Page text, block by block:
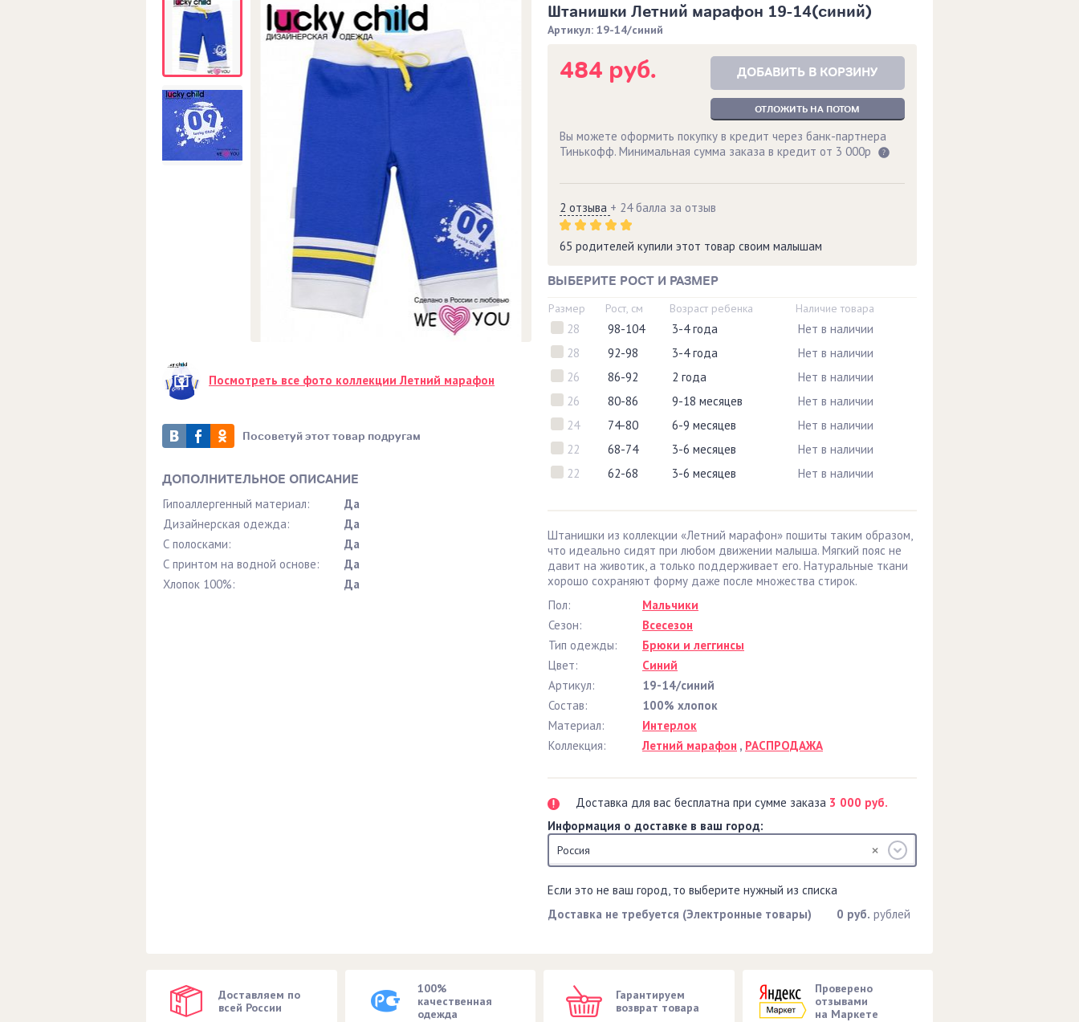
Посмотреть все фото коллекции Летний марафон
Посоветуй этот товар подругам
ДОПОЛНИТЕЛЬНОЕ ОПИСАНИЕ
Гипоаллергенный материал:
Да
Дизайнерская одежда:
Да
С полосками:
Да
С принтом на водной основе:
Да
Хлопок 100%:
Да
Штанишки Летний марафон 19-14(синий)
Артикул: 19-14/синий
484 руб. ДОБАВИТЬ В КОРЗИНУ
ОТЛОЖИТЬ НА ПОТОМ
Вы можете оформить покупку в кредит через банк-партнера
Тинькофф. Минимальная сумма заказа в кредит от 3 000р
2 отзыва + 24 балла за отзыв
65 родителей купили этот товар своим малышам
ВЫБЕРИТЕ РОСТ И РАЗМЕР
Размер Рост, см Возраст ребенка Наличие товара
28 98-104 3-4 года
Нет в наличии
28
92-98 3-4 года
Нет в наличии
26
86-92 2 года
Нет в наличии
26
80-86 9-18 месяцев
Нет в наличии
24
74-80 6-9 месяцев
Нет в наличии
22
68-74 3-6 месяцев
Нет в наличии
22
62-68 3-6 месяцев Нет в наличии
Штанишки из коллекции «Летний марафон» пошиты таким образом,
что идеально сидят при любом движении малыша. Мягкий пояс не
давит на животик, а только поддерживает его. Натуральные ткани
хорошо сохраняют форму даже после множества стирок.
Пол:
Мальчики
Сезон:
Всесезон
Тип одежды:
Брюки и леггинсы
Цвет:
Синий
Артикул:
19-14/синий
Состав:
100% хлопок
Материал:
Интерлок
Коллекция:
Летний марафон , РАСПРОДАЖА
Доставка для вас бесплатна при сумме заказа 3 000 руб.
Информация о доставке в ваш город:
Россия
Если это не ваш город, то выберите нужный из списка
Доставка не требуется (Электронные товары)
0 руб. рублей
Доставляем по
всей России
100%
качественная
одежда
Гарантируем
возврат товара
Проверено
отзывами
на Маркете